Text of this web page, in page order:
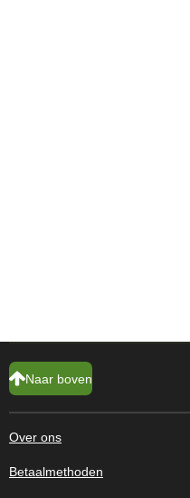
Naar boven
Over ons
Betaalmethoden